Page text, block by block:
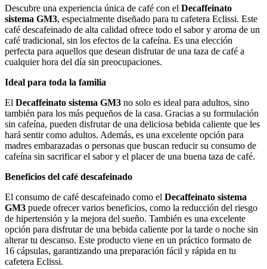
Descubre una experiencia única de café con el Decaffeinato
sistema GM3, especialmente diseñado para tu cafetera Eclissi. Este
café descafeinado de alta calidad ofrece todo el sabor y aroma de un
café tradicional, sin los efectos de la cafeína. Es una elección
perfecta para aquellos que desean disfrutar de una taza de café a
cualquier hora del día sin preocupaciones.
Ideal para toda la familia
El Decaffeinato sistema GM3 no solo es ideal para adultos, sino
también para los más pequeños de la casa. Gracias a su formulación
sin cafeína, pueden disfrutar de una deliciosa bebida caliente que les
hará sentir como adultos. Además, es una excelente opción para
madres embarazadas o personas que buscan reducir su consumo de
cafeína sin sacrificar el sabor y el placer de una buena taza de café.
Beneficios del café descafeinado
El consumo de café descafeinado como el Decaffeinato sistema
GM3 puede ofrecer varios beneficios, como la reducción del riesgo
de hipertensión y la mejora del sueño. También es una excelente
opción para disfrutar de una bebida caliente por la tarde o noche sin
alterar tu descanso. Este producto viene en un práctico formato de
16 cápsulas, garantizando una preparación fácil y rápida en tu
cafetera Eclissi.